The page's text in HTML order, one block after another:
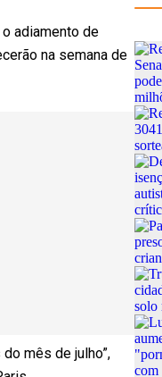
adiamento de
na semana de
mês de julho”,